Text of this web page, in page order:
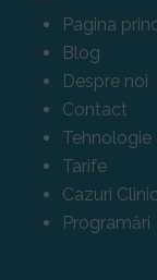
Pagina
Blog
Despre noi
Contact
Tehnologie
Tarife
Cazuri
Programări